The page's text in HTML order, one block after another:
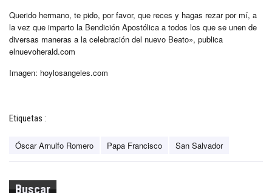
Querido hermano, te pido, por favor, que reces y hagas rezar por mí, a
la vez que imparto la Bendición Apostólica a todos los que se unen de
diversas maneras a la celebración del nuevo Beato», publica
elnuevoherald.com
Imagen: hoylosangeles.com
Etiquetas :
Óscar Arnulfo Romero Papa Francisco San Salvador
Buscar